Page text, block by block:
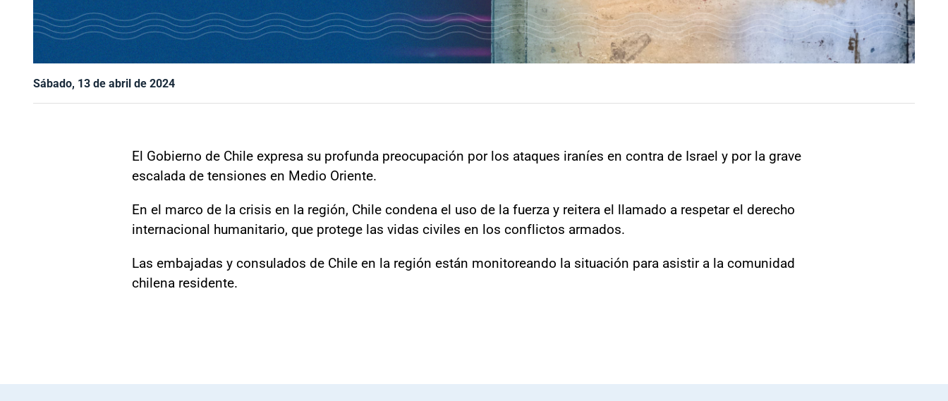
Sábado, 13 de abril de 2024
El Gobierno de Chile expresa su profunda preocupación por los ataques iraníes en contra de Israel y por la grave
escalada de tensiones en Medio Oriente.
En el marco de la crisis en la región, Chile condena el uso de la fuerza y reitera el llamado a respetar el derecho
internacional humanitario, que protege las vidas civiles en los conflictos armados.
Las embajadas y consulados de Chile en la región están monitoreando la situación para asistir a la comunidad
chilena residente.